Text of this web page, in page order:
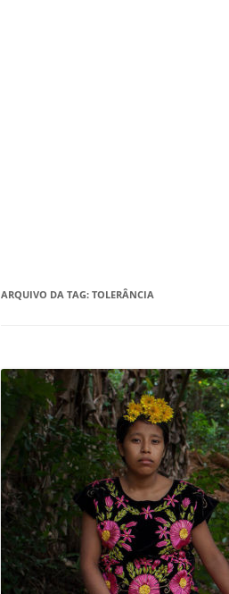
ARQUIVO DA TAG: TOLERÂNCIA